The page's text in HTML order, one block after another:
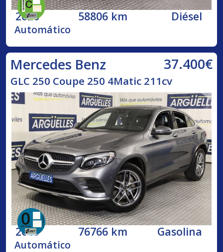
2020 58806 km Diésel
Automático
Mercedes Benz 37.400€
GLC 250 Coupe 250 4Matic 211cv
2019 76766 km Gasolina
Automático